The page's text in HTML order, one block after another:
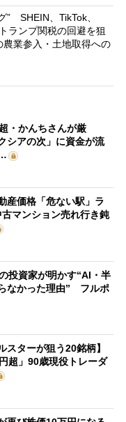
” SHEIN、TikTok、
ランプ関税の回避を狙
業参入・土地取得への
・かんちさんが厳
シアの次」に資金が流
産価格「危ない駅」ラ
マンション売れ行き鈍
投資家が明かす“AI・半
なかった理由” フルポ
スターが狙う20銘柄】
超」90歳現役トレーダ